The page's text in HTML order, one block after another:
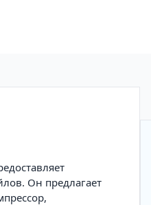
Он предлагает